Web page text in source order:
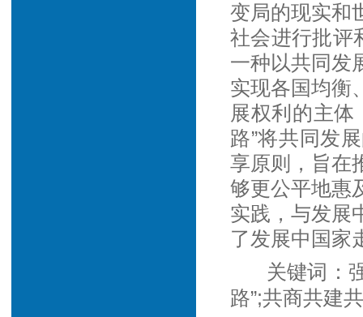
变局的现实和
社会进行批评
一种以共同发
实现各国均衡
展权利的主体
路”将共同发
享原则，旨在
够更公平地惠
实践，与发展
了发展中国家
关键词：
路”;共商共建